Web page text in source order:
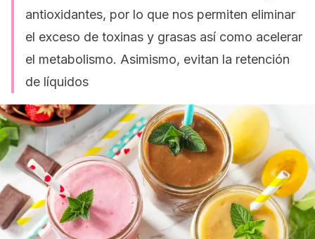
antioxidantes, por lo que nos permiten eliminar
el exceso de toxinas y grasas así como acelerar
el metabolismo. Asimismo, evitan la retención
de líquidos